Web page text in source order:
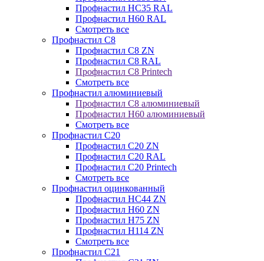
Профнастил НС35 RAL
Профнастил Н60 RAL
Смотреть все
Профнастил C8
Профнастил С8 ZN
Профнастил С8 RAL
Профнастил С8 Printech
Смотреть все
Профнастил алюминиевый
Профнастил С8 алюминиевый
Профнастил Н60 алюминиевый
Смотреть все
Профнастил C20
Профнастил С20 ZN
Профнастил С20 RAL
Профнастил С20 Printech
Смотреть все
Профнастил оцинкованный
Профнастил НС44 ZN
Профнастил Н60 ZN
Профнастил Н75 ZN
Профнастил Н114 ZN
Смотреть все
Профнастил C21